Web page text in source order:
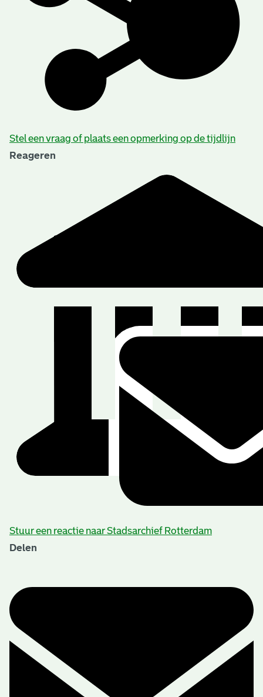
Stel een vraag of plaats een opmerking op de tijdlijn
Reageren
Stuur een reactie naar Stadsarchief Rotterdam
Delen